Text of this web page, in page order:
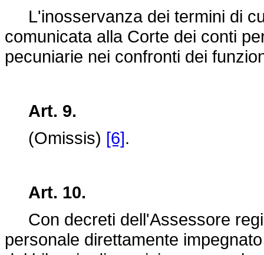
L'inosservanza dei termini di
comunicata alla Corte dei conti
pecuniarie nei confronti dei
Art. 9.
(Omissis) [6].
Art. 10.
Con decreti dell'Assessore
personale direttamente